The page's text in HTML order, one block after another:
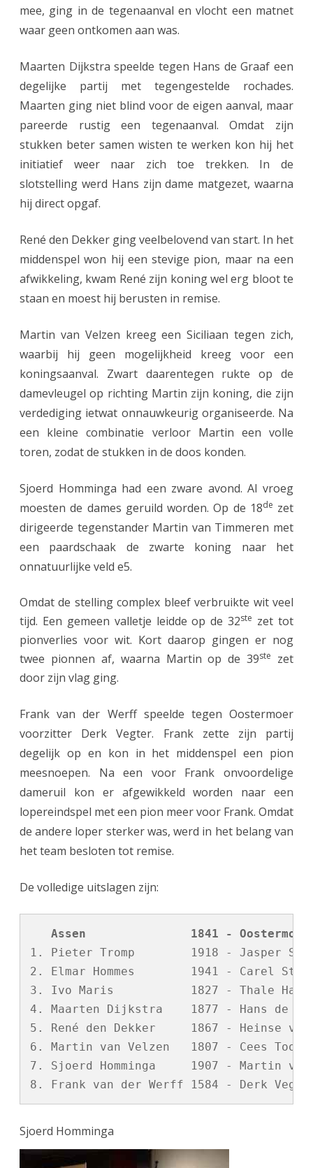
mee, ging in de tegenaanval en vlocht een matnet
waar geen ontkomen aan was.
Maarten Dijkstra speelde tegen Hans de Graaf een
degelijke partij met tegengestelde rochades.
Maarten ging niet blind voor de eigen aanval, maar
pareerde rustig een tegenaanval. Omdat zijn
stukken beter samen wisten te werken kon hij het
initiatief weer naar zich toe trekken. In de
slotstelling werd Hans zijn dame matgezet, waarna
hij direct opgaf.
René den Dekker ging veelbelovend van start. In het
middenspel won hij een stevige pion, maar na een
afwikkeling, kwam René zijn koning wel erg bloot te
staan en moest hij berusten in remise.
Martin van Velzen kreeg een Siciliaan tegen zich,
waarbij hij geen mogelijkheid kreeg voor een
koningsaanval. Zwart daarentegen rukte op de
damevleugel op richting Martin zijn koning, die zijn
verdediging ietwat onnauwkeurig organiseerde. Na
een kleine combinatie verloor Martin een volle
toren, zodat de stukken in de doos konden.
Sjoerd Homminga had een zware avond. Al vroeg
moesten de dames geruild worden. Op de 18de zet
dirigeerde tegenstander Martin van Timmeren met
een paardschaak de zwarte koning naar het
onnatuurlijke veld e5.
Omdat de stelling complex bleef verbruikte wit veel
tijd. Een gemeen valletje leidde op de 32ste zet tot
pionverlies voor wit. Kort daarop gingen er nog
twee pionnen af, waarna Martin op de 39ste
zet
door zijn vlag ging.
Frank van der Werff speelde tegen Oostermoer
voorzitter Derk Vegter. Frank zette zijn partij
degelijk op en kon in het middenspel een pion
meesnoepen. Na een voor Frank onvoordelige
dameruil kon er afgewikkeld worden naar een
lopereindspel met een pion meer voor Frank. Omdat
de andere loper sterker was, werd in het belang van
het team besloten tot remise.
De volledige uitslagen zijn:
Assen               1841 -
1. Pieter Tromp        1918 - Jasper
2. Elmar Hommes        1941 - Carel
3. Ivo Maris           1827 - Thale
4. Maarten Dijkstra    1877 - Hans de
5. René den Dekker     1867 - Heinse
6. Martin van Velzen   1807 - Cees
7. Sjoerd Homminga     1907 - Martin
Sjoerd Homminga